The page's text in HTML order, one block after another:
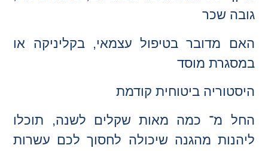
גובה שכר
האם מדובר בטיפול עצמאי, בקליניקה או
במסגרת מוסד
היסטוריה ביטוחית קודמת
החל מ־ כמה מאות שקלים לשנה, תוכלו
ליהנות מהגנה שיכולה לחסוך לכם עשרות